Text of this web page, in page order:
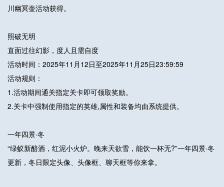
川幽冥壶活动获得。
照破无明
直面过往幻影，度人且需自度
活动时间：2025年11月12日至2025年11月25日23:59:59
活动规则：
1.活动期间通关指定关卡即可领取奖励。
2.关卡中强制使用指定的英雄,属性和装备均由系统提供。
一年四景·冬
“绿蚁新醅酒，红泥小火炉。晚来天欲雪，能饮一杯无?”一年四景·冬
更新，冬日限定头像、头像框、聊天框等你来拿。